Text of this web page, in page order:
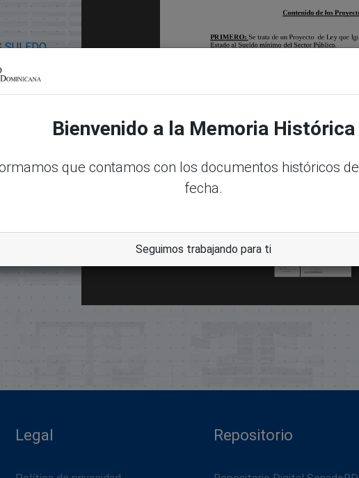
KB)
handle
Legal Repositorio
Bienvenido a la Memoria Histórica
que contamos con los documentos históricos
fecha.
Seguimos trabajando para ti